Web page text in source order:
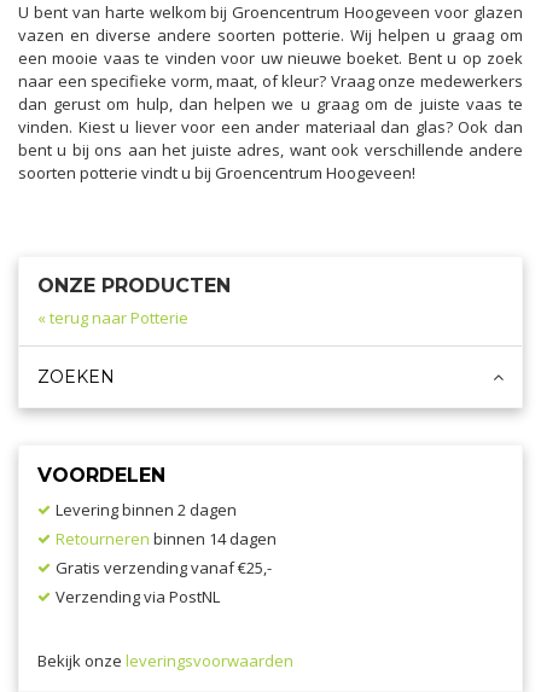
U bent van harte welkom bij Groencentrum Hoogeveen voor glazen
vazen en diverse andere soorten potterie. Wij helpen u graag om
een mooie vaas te vinden voor uw nieuwe boeket. Bent u op zoek
naar een specifieke vorm, maat, of kleur? Vraag onze medewerkers
dan gerust om hulp, dan helpen we u graag om de juiste vaas te
vinden. Kiest u liever voor een ander materiaal dan glas? Ook dan
bent u bij ons aan het juiste adres, want ook verschillende andere
soorten potterie vindt u bij Groencentrum Hoogeveen!
ONZE PRODUCTEN
« terug naar Potterie
ZOEKEN
VOORDELEN
Levering binnen 2 dagen
Retourneren binnen 14 dagen
Gratis verzending vanaf €25,-
Verzending via PostNL
Bekijk onze leveringsvoorwaarden